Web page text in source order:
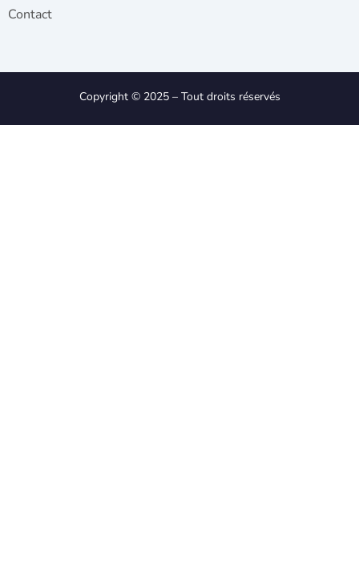
Contact
Copyright © 2025 – Tout droits réservés